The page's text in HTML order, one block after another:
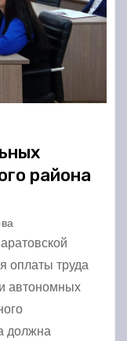
района
оплаты труда
автономных
должна